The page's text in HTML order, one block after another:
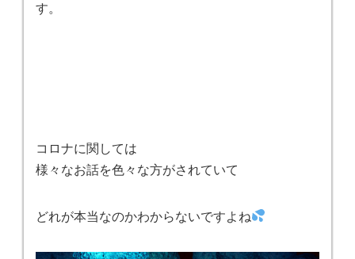
す。
コロナに関しては
様々なお話を色々な方がされていて
どれが本当なのかわからないですよね